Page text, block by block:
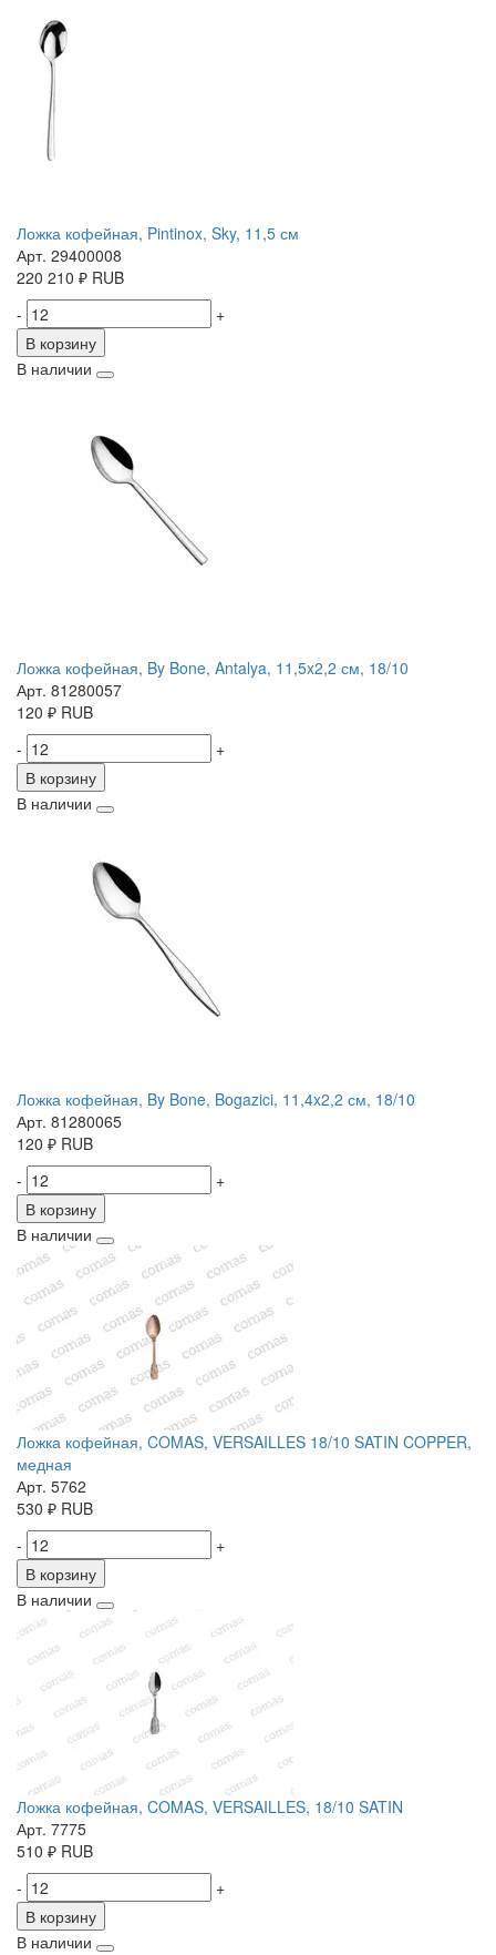
Ложка кофейная, Pintinox, Sky, 11,5 см
Арт. 29400008
220 210 ₽ RUB
-
+
В корзину
В наличии
Ложка кофейная, By Bone, Antalya, 11,5x2,2 см, 18/10
Арт. 81280057
120 ₽ RUB
-
+
В корзину
В наличии
Ложка кофейная, By Bone, Bogazici, 11,4x2,2 см, 18/10
Арт. 81280065
120 ₽ RUB
-
+
В корзину
В наличии
Ложка кофейная, COMAS, VERSAILLES 18/10 SATIN COPPER,
медная
Арт. 5762
530 ₽ RUB
-
+
В корзину
В наличии
Ложка кофейная, COMAS, VERSAILLES, 18/10 SATIN
Арт. 7775
510 ₽ RUB
-
+
В корзину
В наличии